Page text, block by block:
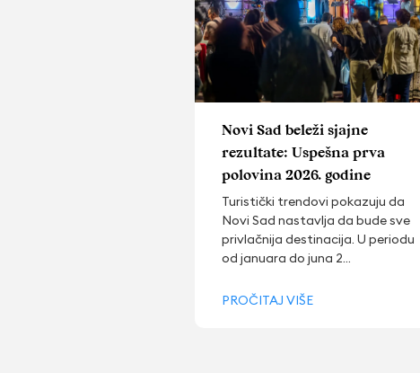
Novi Sad beleži sjajne
rezultate: Uspešna prva
polovina 2026. godine
Turistički trendovi pokazuju da
Novi Sad nastavlja da bude sve
privlačnija destinacija. U periodu
od januara do juna 2...
PROČITAJ VIŠE